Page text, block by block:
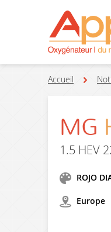
Accueil
MG
1.5 HEV
ROJO
Europe